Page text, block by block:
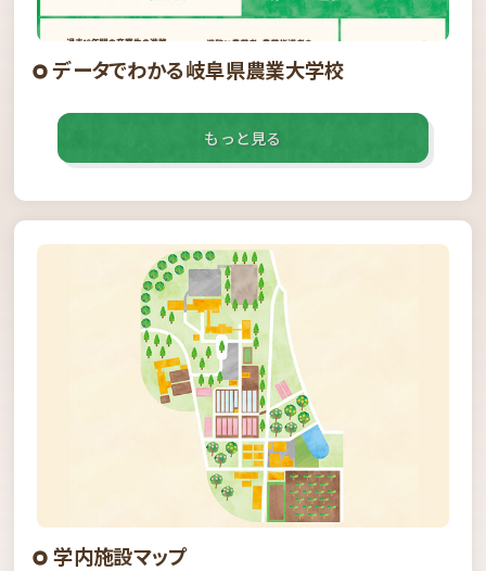
データでわかる岐阜県農業大学校
もっと見る
学内施設マップ